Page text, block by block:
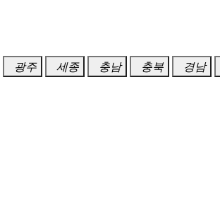
광주 세종 충남 충북 경남